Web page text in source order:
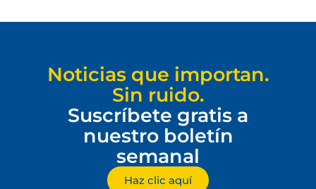
Noticias que importan.
Sin ruido.
Suscríbete gratis a
nuestro boletín
semanal
Haz clic aquí